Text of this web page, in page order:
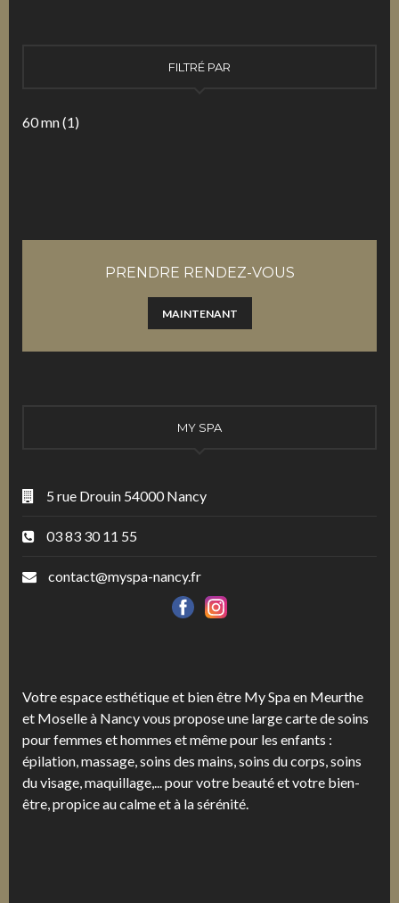
FILTRÉ PAR
60 mn(1)
PRENDRE RENDEZ-VOUS
MAINTENANT
MY SPA
5 rue Drouin 54000 Nancy
03 83 30 11 55
contact@myspa-nancy.fr
Votre espace esthétique et bien être My Spa en Meurthe
et Moselle à Nancy vous propose une large carte de soins
pour femmes et hommes et même pour les enfants :
épilation, massage, soins des mains, soins du corps, soins
du visage, maquillage,... pour votre beauté et votre bien-
être, propice au calme et à la sérénité.